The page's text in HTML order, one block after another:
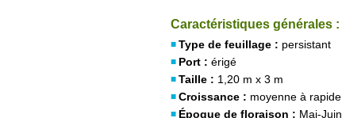
Caractéristiques générales :
Type de feuillage : persistant
Port : érigé
Taille : 1,20 m x 3 m
Croissance : moyenne à rapide
Époque de floraison : Mai-Juin